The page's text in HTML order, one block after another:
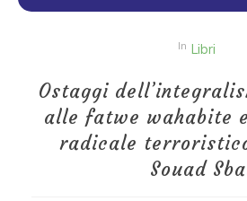
In Libri
Ostaggi
alle fatwe wahabite
radicale
Souad